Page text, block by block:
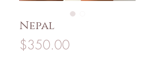
Nepal
$350.00